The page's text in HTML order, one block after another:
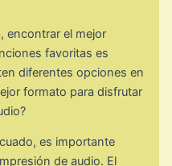
encontrar el mejor
favoritas es
diferentes opciones en
formato para disfrutar
es importante
de audio. El